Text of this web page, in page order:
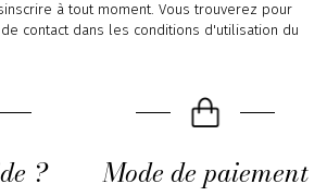
à tout moment. Vous trouverez pour
contact dans les conditions d'utilisation du
? Mode de paiement